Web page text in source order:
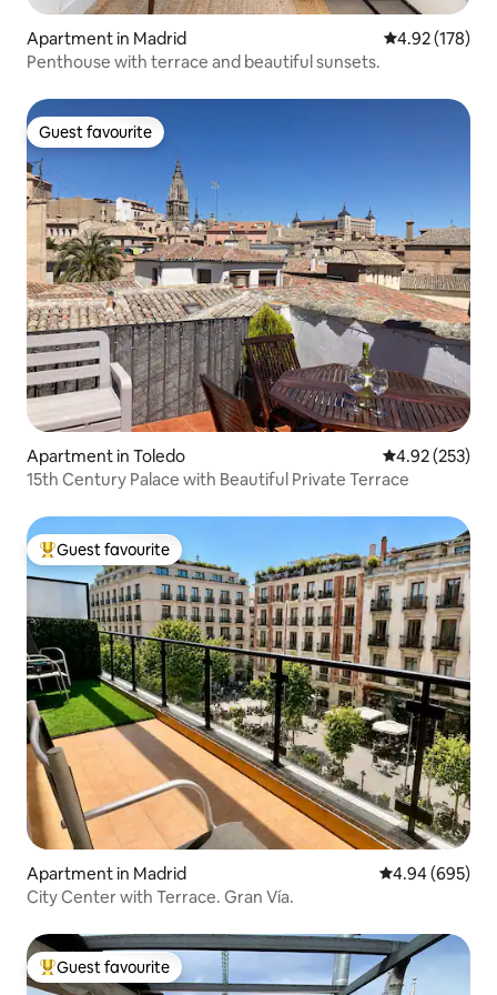
Apartment in Madrid 4.92 out of 5
4.92 (178)
Penthouse with terrace and beautiful sunsets.
Guest favourite
Guest favourite
Apartment in Toledo 4.92 out of 5
4.92 (253)
15th Century Palace with Beautiful Private Terrace
Top guest favourite
Guest favourite
Apartment in Madrid 4.94 out of 5
4.94 (695)
City Center with Terrace. Gran Vía.
Top guest favourite
Guest favourite